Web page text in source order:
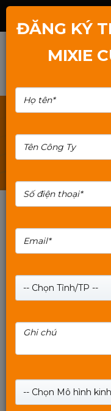
POE RJ45 10/100M
Giá:590,000₫
ĐĂNG KÝ
MIXIE
-- Chọn Tỉnh/TP --
-- Chọn Mô hình